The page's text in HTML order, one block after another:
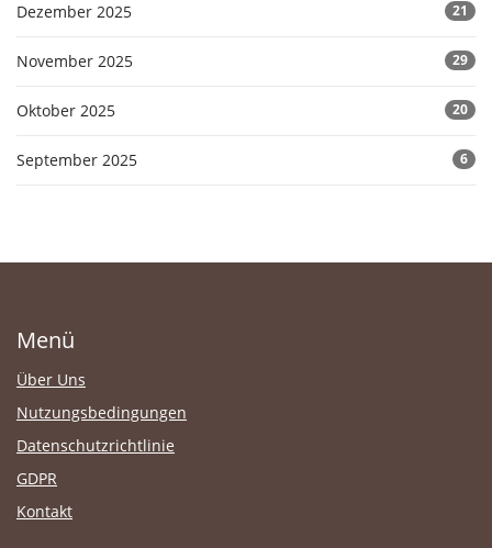
Dezember 2025 21
November 2025 29
Oktober 2025 20
September 2025 6
Menü
Über Uns
Nutzungsbedingungen
Datenschutzrichtlinie
GDPR
Kontakt